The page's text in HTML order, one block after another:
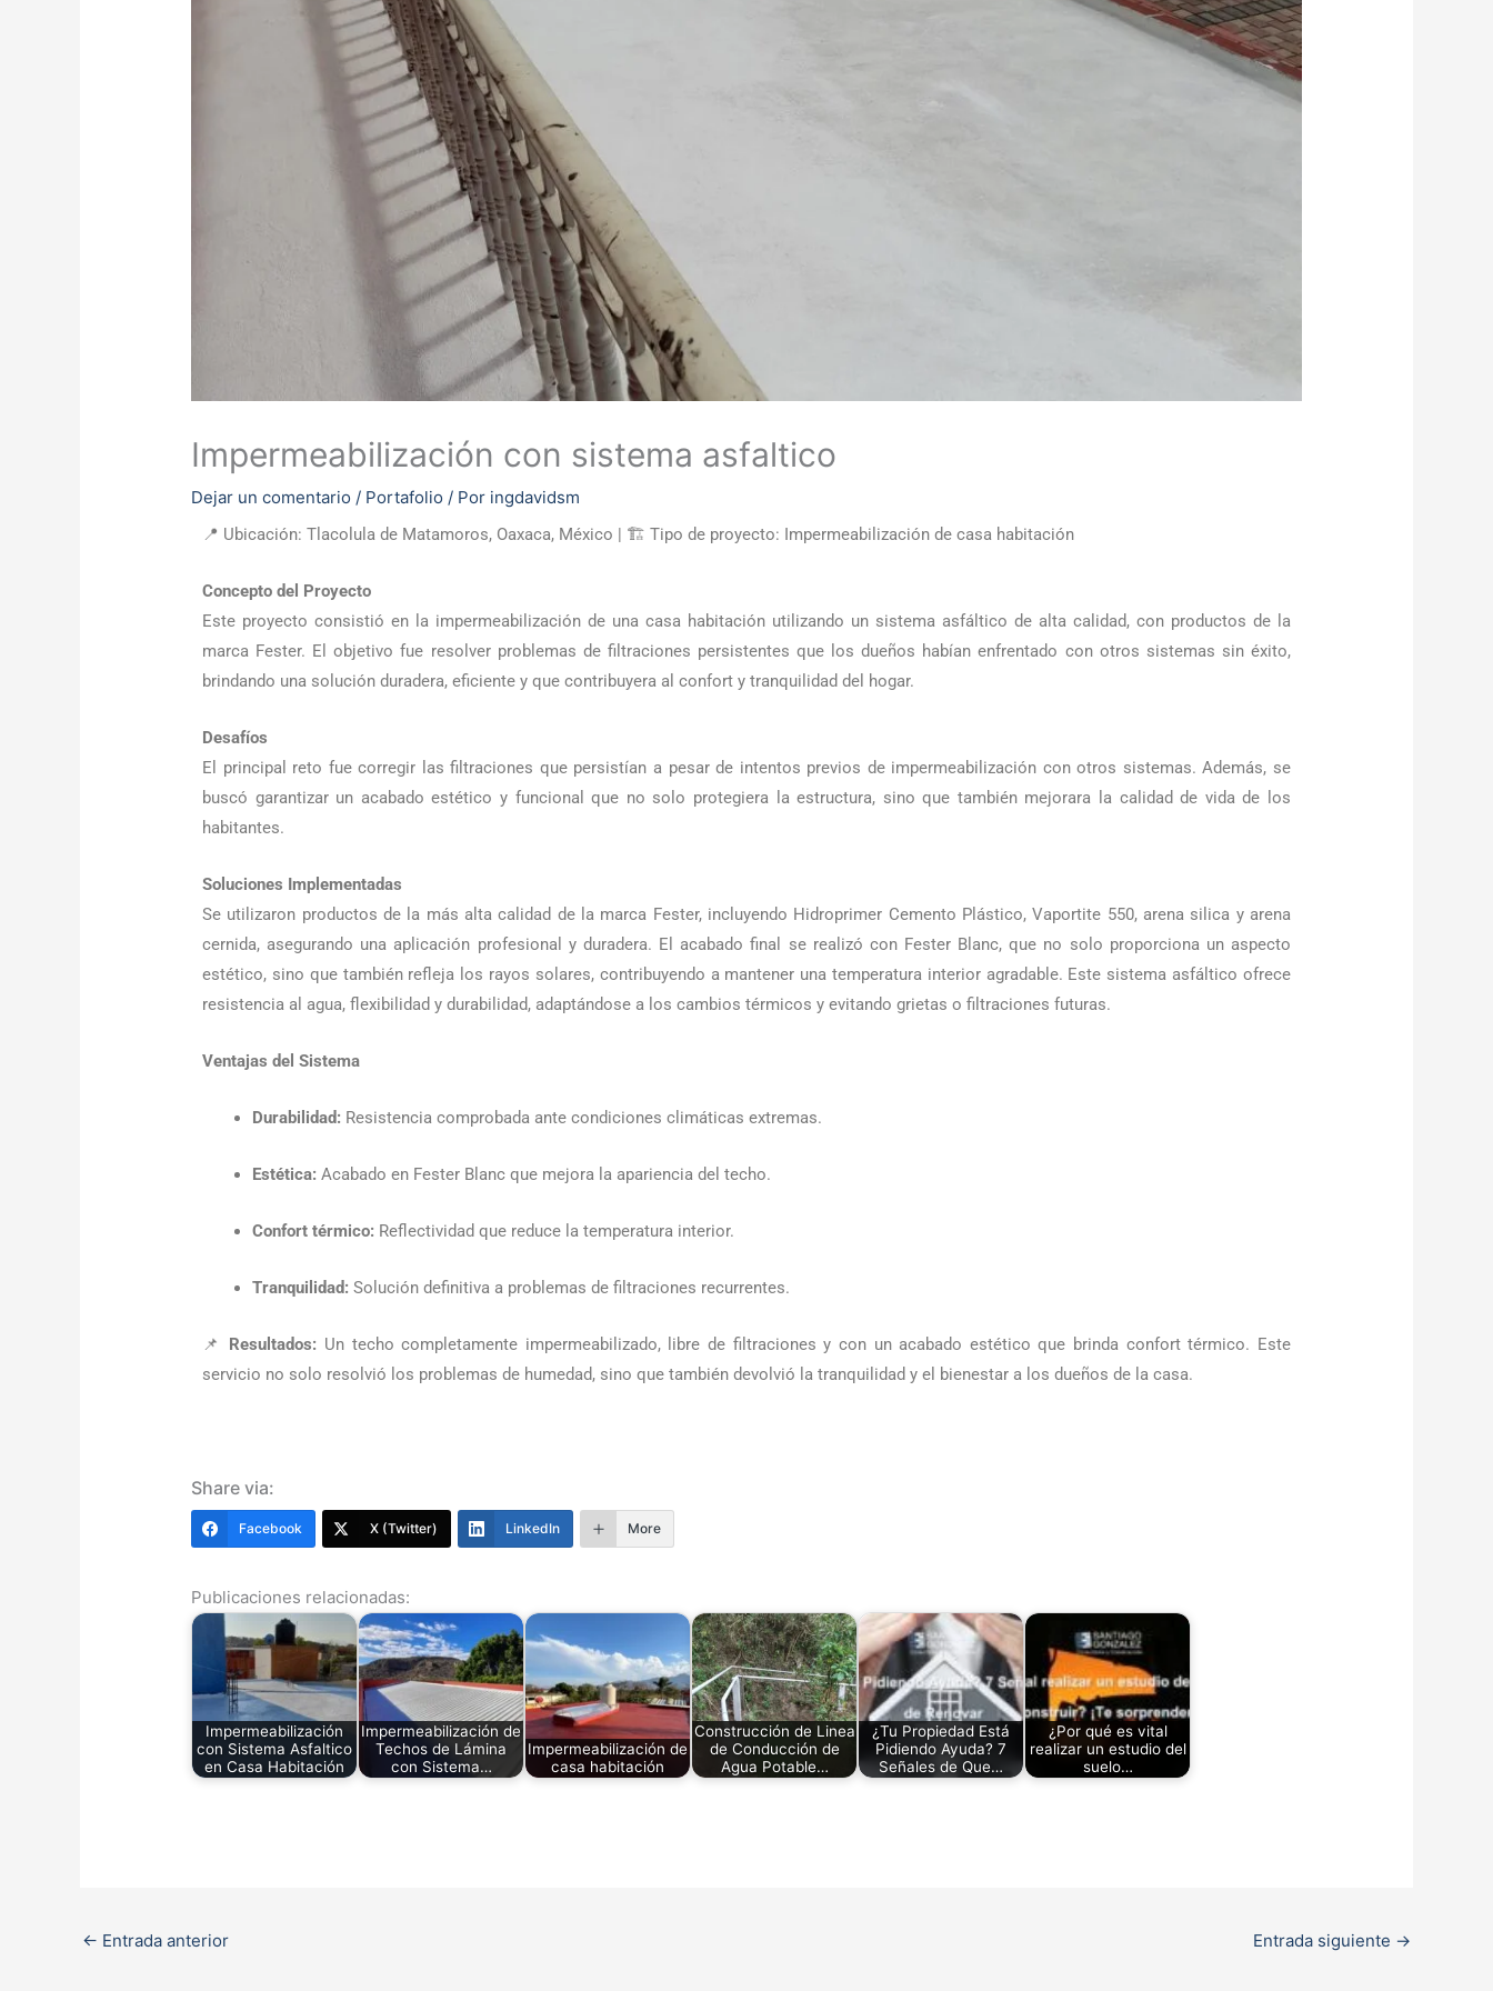
Impermeabilización con sistema asfaltico
Dejar un comentario / Portafolio / Por ingdavidsm
📍 Ubicación: Tlacolula de Matamoros, Oaxaca, México | 🏗 Tipo de proyecto: Impermeabilización de casa habitación
Concepto del Proyecto
Este proyecto consistió en la impermeabilización de una casa habitación utilizando un sistema asfáltico de alta calidad, con productos de la
marca Fester. El objetivo fue resolver problemas de filtraciones persistentes que los dueños habían enfrentado con otros sistemas sin éxito,
brindando una solución duradera, eficiente y que contribuyera al confort y tranquilidad del hogar.
Desafíos
El principal reto fue corregir las filtraciones que persistían a pesar de intentos previos de impermeabilización con otros sistemas. Además, se
buscó garantizar un acabado estético y funcional que no solo protegiera la estructura, sino que también mejorara la calidad de vida de los
habitantes.
Soluciones Implementadas
Se utilizaron productos de la más alta calidad de la marca Fester, incluyendo Hidroprimer Cemento Plástico, Vaportite 550, arena silica y arena
cernida, asegurando una aplicación profesional y duradera. El acabado final se realizó con Fester Blanc, que no solo proporciona un aspecto
estético, sino que también refleja los rayos solares, contribuyendo a mantener una temperatura interior agradable. Este sistema asfáltico ofrece
resistencia al agua, flexibilidad y durabilidad, adaptándose a los cambios térmicos y evitando grietas o filtraciones futuras.
Ventajas del Sistema
Durabilidad: Resistencia comprobada ante condiciones climáticas extremas.
Estética: Acabado en Fester Blanc que mejora la apariencia del techo.
Confort térmico: Reflectividad que reduce la temperatura interior.
Tranquilidad: Solución definitiva a problemas de filtraciones recurrentes.
📌 Resultados: Un techo completamente impermeabilizado, libre de filtraciones y con un acabado estético que brinda confort térmico. Este
servicio no solo resolvió los problemas de humedad, sino que también devolvió la tranquilidad y el bienestar a los dueños de la casa.
Share via:
Facebook X (Twitter) LinkedIn More
Publicaciones relacionadas:
Impermeabilización
con Sistema Asfaltico
en Casa Habitación
Impermeabilización de
Techos de Lámina
con Sistema…
Impermeabilización de
casa habitación
Construcción de Linea
de Conducción de
Agua Potable…
¿Tu Propiedad Está
Pidiendo Ayuda? 7
Señales de Que…
¿Por qué es vital
realizar un estudio del
suelo…
← Entrada anterior Entrada siguiente →